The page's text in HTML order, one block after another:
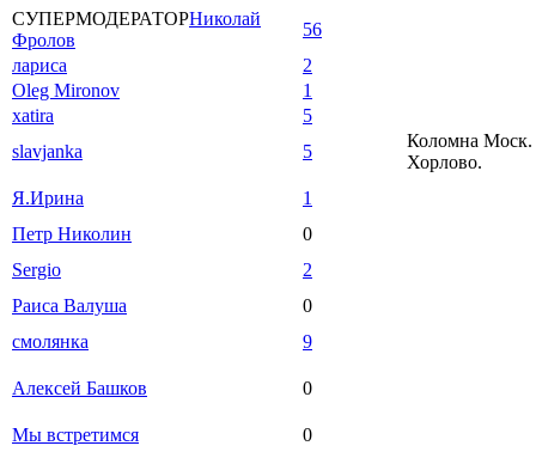
СУПЕРМОДЕРАТОРНиколай
Фролов
56
лариса
2
Oleg Mironov
1
xatira
5
slavjanka
5
Коломна Моск.
Хорлово.
Я.Ирина
1
Петр Николин
0
Sergio
2
Раиса Валуша
0
смолянка
9
Алексей Башков 0
Мы встретимся
0